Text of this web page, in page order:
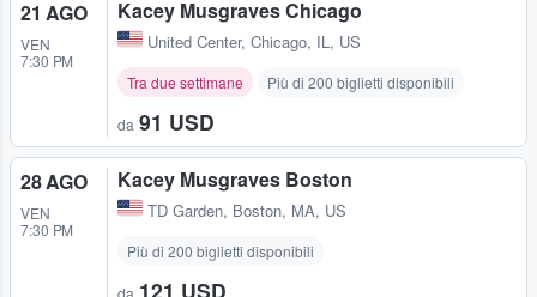
21 AGO
VEN
7:30 PM
Kacey Musgraves Chicago
United Center, Chicago, IL, US
Tra due settimane Più di 200 biglietti disponibili
da 91 USD
28 AGO
VEN
7:30 PM
Kacey Musgraves Boston
TD Garden, Boston, MA, US
Più di 200 biglietti disponibili
121 USD